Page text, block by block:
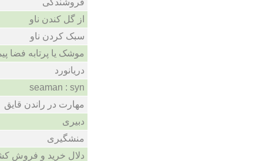
فروشندگی
از گل کندن ناو
سبک کردن ناو
موشک یا پرتابه فضا
دریانورد
seaman : syn
مهارت در راندن قایق
دبیری
منشگیری
دلال خرید و فروش